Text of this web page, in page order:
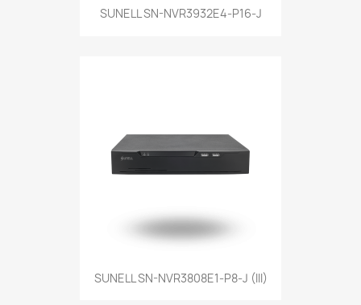
SUNELL SN-NVR3932E4-P16-J
SUNELL SN-NVR3808E1-P8-J (III)